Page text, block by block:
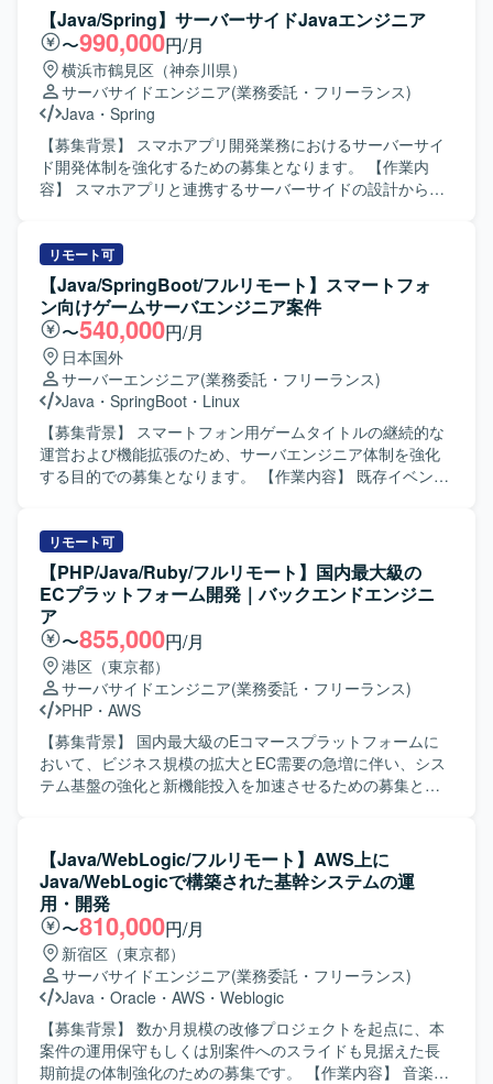
タイトルのバックエンド領域において、機能追加や改善対
応、運用上の各種対応などを担当していただきます。 【求
める人物像】 新しい技術やツールに積極的に触れ、自発的
にキャッチアップしていく姿勢をお持ちの方を求めていま
す。また、他職種とも連携しながら、チームでサービスを
育てていく意識をお持ちの方が望ましいです。 【ポジショ
ンの魅力】 超大型IPの新規プロジェクトにおいて、マルチ
プラットフォーム展開・3Dゲームタイトルのバックエンド
開発に携わることができます。高トラフィックなゲームサ
す。 【開発環境】 インフラとして AWS / GCP などのパブ
リッククラウドを利用し、開発言語は Go を採用していま
す。Claude Code、Codex、GitHub Copilot、Cursor などの
AI系ツールも活用しながら開発を進めていきます。
【Java/Spring】サーバーサイドJavaエンジニア
〜990,000円/月
横浜市鶴見区（神奈川県）
サーバサイドエンジニア(業務委託・フリーランス)
Java ・ Spring
【募集背景】 スマホアプリ開発業務におけるサーバーサイ
ド開発体制を強化するための募集となります。 【作業内
容】 スマホアプリと連携するサーバーサイドの設計から製
いただきます。 Git/GitHubを用いたチーム開発環境下で、
レビューやソース管理を行いながら開発を進めていただき
ます。 Dockerを用いたサーバーサイドアプリケーションの
コンテナ環境構築や動作確認を実施していただきます。
【求める人物像】 設計からテストまで主体的に対応できる
方を求めております。 チームメンバーとコミュニケーショ
ンを取りながら開発を進められる方を歓迎いたします。 既
存コードの改善やリファクタリングに前向きに取り組める
方ですと望ましいです。 【ポジションの魅力】 サーバーサ
イド開発の上流から下流まで一貫して携わることができ、
設計力・実装力ともに経験を積んでいただけます。
境】 JavaおよびSpring Frameworkを用いたサーバーサイド
開発を行います。 Git/GitHubによるバージョン管理のも
と、Dockerを利用したコンテナ環境で開発・テストを実施
いたします。
リモート可
【Java/SpringBoot/フルリモート】スマートフォ
ン向けゲームサーバエンジニア案件
〜540,000円/月
日本国外
サーバーエンジニア(業務委託・フリーランス)
Java ・ SpringBoot ・ Linux
【募集背景】 スマートフォン用ゲームタイトルの継続的な
運営および機能拡張のため、サーバエンジニア体制を強化
する目的での募集となります。 【作業内容】 既存イベント
の要望を受けてゲーム内の各イベントやキャンペーンペー
ジ等の改修対応を行います。QAで検出されたバグの調査・
修正や、ユーザーからの問い合わせがあった箇所に対する
調査・修正も担当していただきます。 非定常業務として
は、ゲーム内新機能や新イベントの開発を行っていただき
ます。開発環境の改善として、デバッグツールの新機能の
開発や管理ツールの新機能実装および既存機能の改修を行
います。さらに、ゲーム内イベントや販売物に関するデー
タ集計ツールの作成や、新規開発におけるデータ投入ツー
ルの作成も担当していただきます。インフラの保守・運用
管理として、セキュリティ脆弱性への対応および対策の実
施、OS・ミドルウェアの定期アップデートおよびパッチ適
ニケーションを取りながらユーザ思考でのものづくりがで
きる方を求めています。既存の枠組みを壊してでも、より
良い形に持っていく気概がある方を歓迎いたします。推進
力や積極性があり、受け身の姿勢にならない方、工数と効
果のバランスを取れる方にマッチするポジションです。
【ポジションの魅力】 運営中のスマートフォン用ゲームタ
イトルに深く関わりながら、機能改善から新機能開発、イ
ンフラ運用まで幅広い領域を担当できる環境です。ユーザ
ーの反応をダイレクトに感じながら、企画部門とも連携し
てサービスの価値向上に貢献していただけます。 【開発環
境】 言語はJava、フレームワークはSpring Boot 3を利用し
リモート可
【PHP/Java/Ruby/フルリモート】国内最大級の
ECプラットフォーム開発｜バックエンドエンジニ
ア
〜855,000円/月
港区（東京都）
サーバサイドエンジニア(業務委託・フリーランス)
PHP ・ AWS
【募集背景】 国内最大級のEコマースプラットフォームに
おいて、ビジネス規模の拡大とEC需要の急増に伴い、シス
テム基盤の強化と新機能投入を加速させるための募集とな
中心に、機能開発の一気通貫したプロセスを担当していた
だきます。 ご経験や志向性に応じてフロントエンド領域も
お任せいたします。 ユーザーフィードバックに基づく機能
改善やUX向上に取り組んでいただきます。 本番環境のエラ
ー監視やパフォーマンスチューニングを行っていただきま
す。 日常的なリファクタリングを実施していただきます。
クラウドサービス（AWS/GCP等）の活用やコンテナ化な
ど、技術ドリブンな開発環境の整備・改善に取り組んでい
ただきます。 【求める人物像】 ユーザーのためにこだわり
を貫ける方を求めています。 新しい技術や未経験の領域に
も前向きに挑戦し、スピード感を持って吸収できる方を歓
【Java/WebLogic/フルリモート】AWS上に
Java/WebLogicで構築された基幹システムの運
用・開発
〜810,000円/月
新宿区（東京都）
サーバサイドエンジニア(業務委託・フリーランス)
Java ・ Oracle ・ AWS ・ Weblogic
【募集背景】 数か月規模の改修プロジェクトを起点に、本
案件の運用保守もしくは別案件へのスライドも見据えた長
期前提の体制強化のための募集です。 【作業内容】 音楽や